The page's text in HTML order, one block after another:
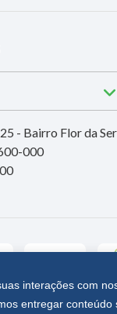
interações com
entregar
- Bairro Flor da
000